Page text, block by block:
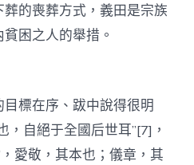
的喪葬方式，義田是宗族
困之人的舉措。
標在序、跋中說得很明
，自絕于全國后世耳”[7]，
，愛敬，其本也；儀章，其